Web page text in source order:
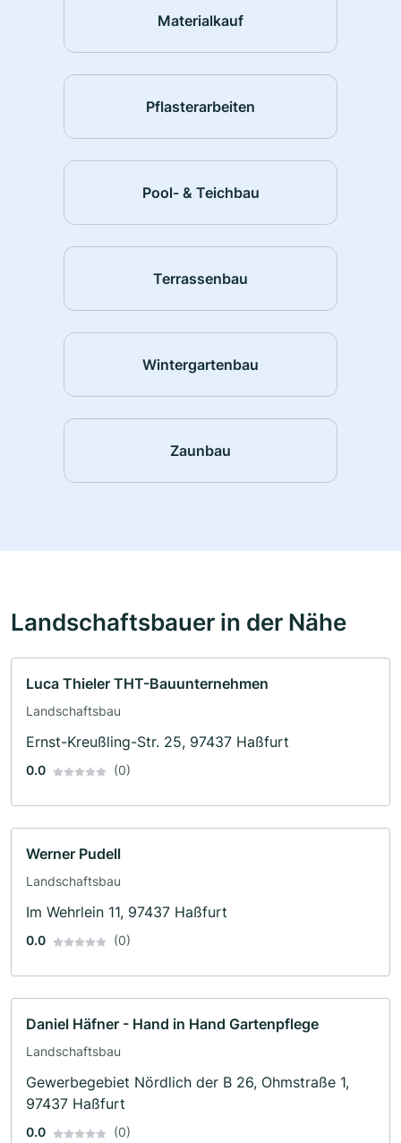
Materialkauf
Pflasterarbeiten
Pool- & Teichbau
Terrassenbau
Wintergartenbau
Zaunbau
Landschaftsbauer in der Nähe
Luca Thieler THT-Bauunternehmen
Landschaftsbau
Ernst-Kreußling-Str. 25, 97437 Haßfurt
0.0 (0)
Werner Pudell
Landschaftsbau
Im Wehrlein 11, 97437 Haßfurt
0.0 (0)
Daniel Häfner - Hand in Hand Gartenpflege
Landschaftsbau
Gewerbegebiet Nördlich der B 26, Ohmstraße 1,
97437 Haßfurt
0.0 (0)